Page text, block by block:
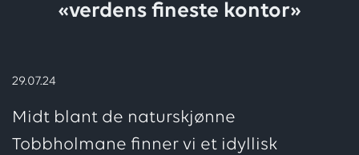
«verdens fineste kontor»
29.07.24
Midt blant de naturskjønne
Tobbholmane finner vi et idyllisk